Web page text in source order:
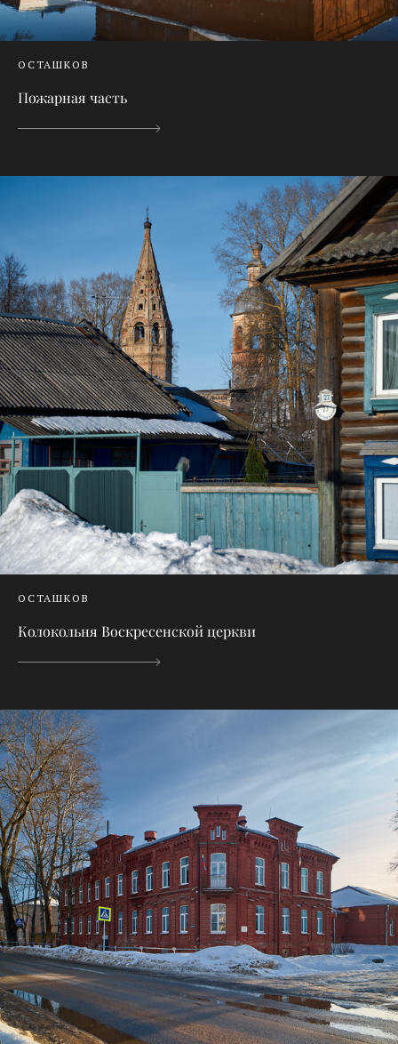
ОСТАШКОВ
Пожарная часть
ОСТАШКОВ
Колокольня Воскресенской церкви